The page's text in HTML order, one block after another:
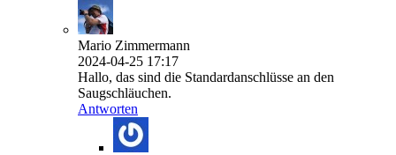
Mario Zimmermann
2024-04-25 17:17
Hallo, das sind die Standardanschlüsse an den
Saugschläuchen.
Antworten